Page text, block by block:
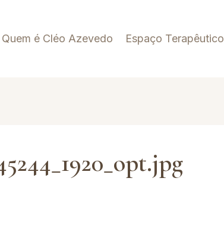
Quem é Cléo Azevedo Espaço Terapêutico